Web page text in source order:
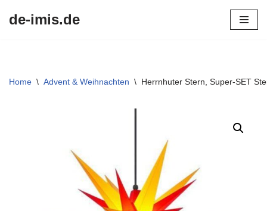
de-imis.de
Home \ Advent & Weihnachten \ Herrnhuter Stern, Super-SET